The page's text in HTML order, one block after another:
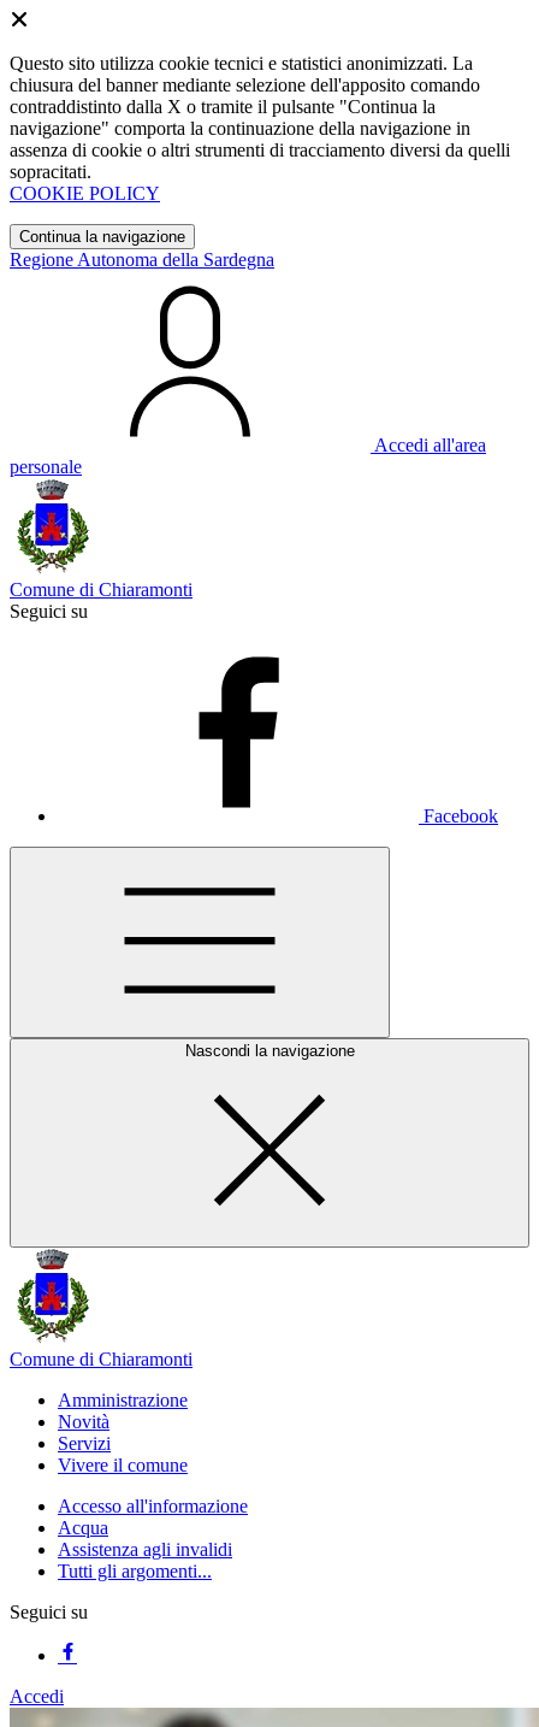
Questo sito utilizza cookie tecnici e statistici anonimizzati. La
chiusura del banner mediante selezione dell'apposito comando
contraddistinto dalla X o tramite il pulsante "Continua la
navigazione" comporta la continuazione della navigazione in
assenza di cookie o altri strumenti di tracciamento diversi da quelli
sopracitati.
COOKIE POLICY
Continua la navigazione
Regione Autonoma della Sardegna
Accedi all'area
personale
Comune di Chiaramonti
Seguici su
Facebook
Nascondi la navigazione
Comune di Chiaramonti
Amministrazione
Novità
Servizi
Vivere il comune
Accesso all'informazione
Acqua
Assistenza agli invalidi
Tutti gli argomenti...
Seguici su
Accedi